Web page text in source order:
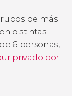
de más
distintas
6 personas,
privado por